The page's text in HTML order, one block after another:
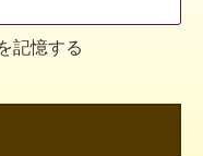
記憶する